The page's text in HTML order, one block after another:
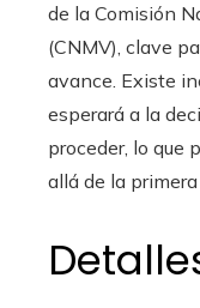
de la Comisión
(CNMV), clave
avance. Existe
esperará a la
proceder, lo que
allá de la